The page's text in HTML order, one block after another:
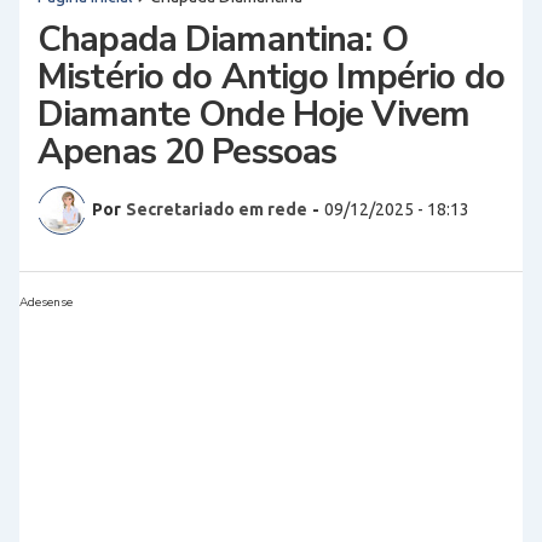
Chapada Diamantina: O
Mistério do Antigo Império do
Diamante Onde Hoje Vivem
Apenas 20 Pessoas
Por Secretariado em rede - 09/12/2025 - 18:13
Adesense